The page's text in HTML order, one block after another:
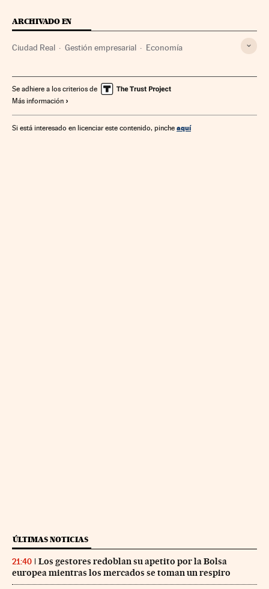
ARCHIVADO EN
Ciudad Real Gestión empresarial Economía
Se adhiere a los criterios de
Más información
Si está interesado en licenciar este contenido, pinche aquí
ÚLTIMAS NOTICIAS
21:40
Los gestores redoblan su apetito por la Bolsa
europea mientras los mercados se toman un respiro